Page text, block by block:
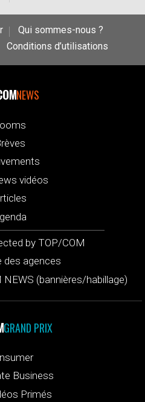
Qui sommes-nous ?
Conditions d’utilisations
NEWS
vidéos
by TOP/COM
des agences
(bannières/habillage)
GRAND PRIX
Business
Primés